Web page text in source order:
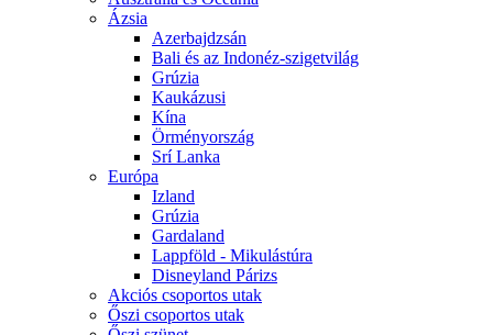
Ázsia
Azerbajdzsán
Bali és az Indonéz-szigetvilág
Grúzia
Kaukázusi
Kína
Örményország
Srí Lanka
Európa
Izland
Grúzia
Gardaland
Lappföld - Mikulástúra
Disneyland Párizs
Akciós csoportos utak
Őszi csoportos utak